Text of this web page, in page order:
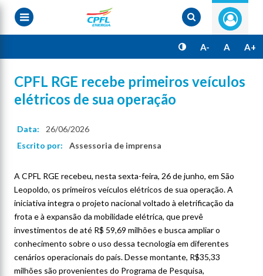
Pular
para
A- A A+
CPFL RGE recebe primeiros veículos
elétricos de sua operação
Data:
26/06/2026
Escrito por:
Assessoria de imprensa
A CPFL RGE recebeu, nesta sexta-feira, 26 de junho, em São
Leopoldo, os primeiros veículos elétricos de sua operação. A
iniciativa integra o projeto nacional voltado à eletrificação da
frota e à expansão da mobilidade elétrica, que prevê
investimentos de até R$ 59,69 milhões e busca ampliar o
conhecimento sobre o uso dessa tecnologia em diferentes
cenários operacionais do país. Desse montante, R$35,33
milhões são provenientes do Programa de Pesquisa,